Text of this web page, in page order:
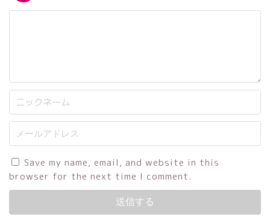
Save my name, email, and website in this
browser for the next time I comment.